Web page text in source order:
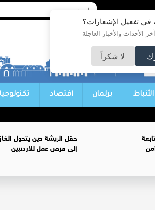
في تفعيل الإشعارات؟
الأحداث والأخبار العاجلة
لا شكراً
الأنباط برلمان اقتصاد تكنولوجيا
حقل الريشة حين يتحول الغاز
إلى فرص عمل للأردنيين